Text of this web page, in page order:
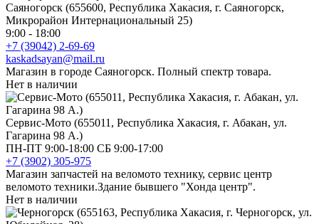
Саяногорск (655600, Республика Хакасия, г. Саяногорск,
Микрорайон Интернациональный 25)
9:00 - 18:00
+7 (39042) 2-69-69
kaskadsayan@mail.ru
Магазин в городе Саяногорск. Полный спектр товара.
Нет в наличии
Сервис-Мото (655011, Республика Хакасия, г. Абакан, ул.
Гагарина 98 А.)
ПН-ПТ 9:00-18:00 СБ 9:00-17:00
+7 (3902) 305-975
Магазин запчастей на веломото технику, сервис центр
веломото техники.Здание бывшего "Хонда центр".
Нет в наличии